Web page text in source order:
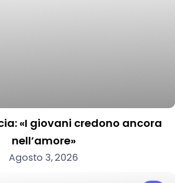
«I giovani credono ancora
nell’amore»
Agosto 3, 2026